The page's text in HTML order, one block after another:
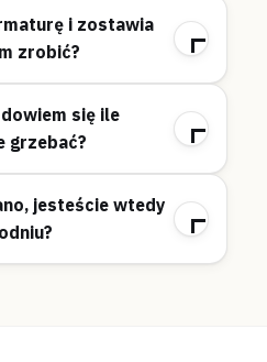
i zostawia
zrobić?
się ile
grzebać?
jesteście wtedy